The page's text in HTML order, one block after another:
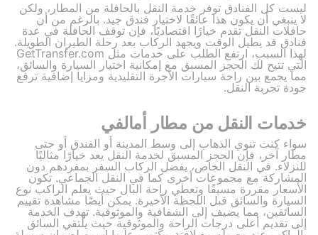
ليست كل الفنادق توفر خدمة النقل بالحافلة من المطار، ولكن
لا ينبغي أن يكون هذا عائقًا لاختيار فندق جيد. بالرغم من أن
حافلات النقل تقدم خيارًا اقتصاديًا، فإن توقف الحافلة في عدة
فنادق قد يطيل الوقت ويجهد الركاب بعد رحلة الطيران الطويلة.
لهذا السبب، ارتفع الطلب على خدمات مثل GetTransfer.com
التي تتيح لك الحجز المسبق مع إمكانية اختيار السيارة والسائق،
مما يجمع بين راحة سيارات الأجرة التقليدية ومزايا إضافية ترفع
جودة تجربة النقل.
خدمات النقل من مطار أمالفي
سواء كنت تنوي الذهاب إلى وسط المدينة أو الفندق أو حتى
مطار آخر، فإن الحجز المسبق لخدمة النقل يعد خيارًا مثاليًا
للنزلاء. في النقل الخاص، يفضل الركاب السفر بمفردهم دون
المشاركة مع مجموعات أخرى كما في النقل الجماعي. تكون
الأسعار مقررة مسبقًا وتعطي راحة البال حيث يعلم الراكب نوع
السيارة والسائق قبل اللحظة الأخيرة. يمكن أيضًا مشاهدة تقييم
السائقين، مما يضيف إلى الشفافية والموثوقية. تهدف الخدمة
إلى تقديم أعلى درجات الراحة والموثوقية حيث يلتقي السائق